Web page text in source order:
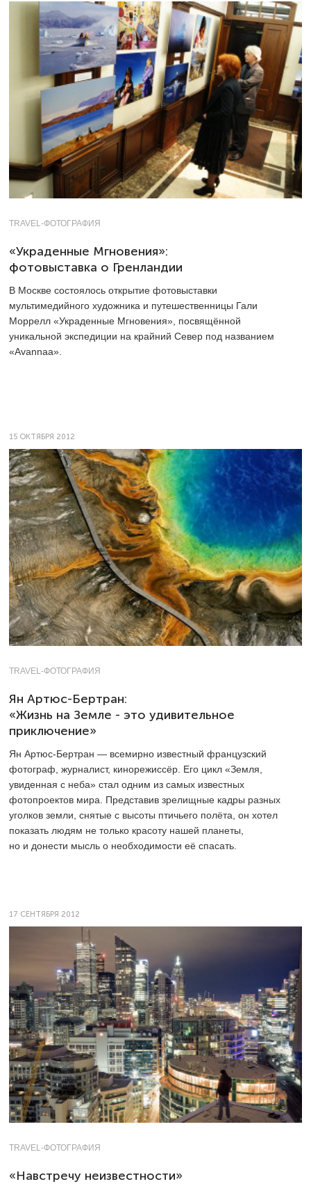
TRAVEL-ФОТОГРАФИЯ
«Украденные Мгновения»:
фотовыставка о Гренландии
В Москве состоялось открытие фотовыставки
мультимедийного художника и путешественницы Гали
Моррелл «Украденные Мгновения», посвящённой
уникальной экспедиции на крайний Север под названием
«Avannaa».
15 ОКТЯБРЯ 2012
TRAVEL-ФОТОГРАФИЯ
Ян Артюс-Бертран:
«Жизнь на Земле - это удивительное
приключение»
Ян Артюс-Бертран — всемирно известный французский
фотограф, журналист, кинорежиссёр. Его цикл «Земля,
увиденная с неба» стал одним из самых известных
фотопроектов мира. Представив зрелищные кадры разных
уголков земли, снятые с высоты птичьего полёта, он хотел
показать людям не только красоту нашей планеты,
но и донести мысль о необходимости её спасать.
17 СЕНТЯБРЯ 2012
TRAVEL-ФОТОГРАФИЯ
«Навстречу неизвестности»